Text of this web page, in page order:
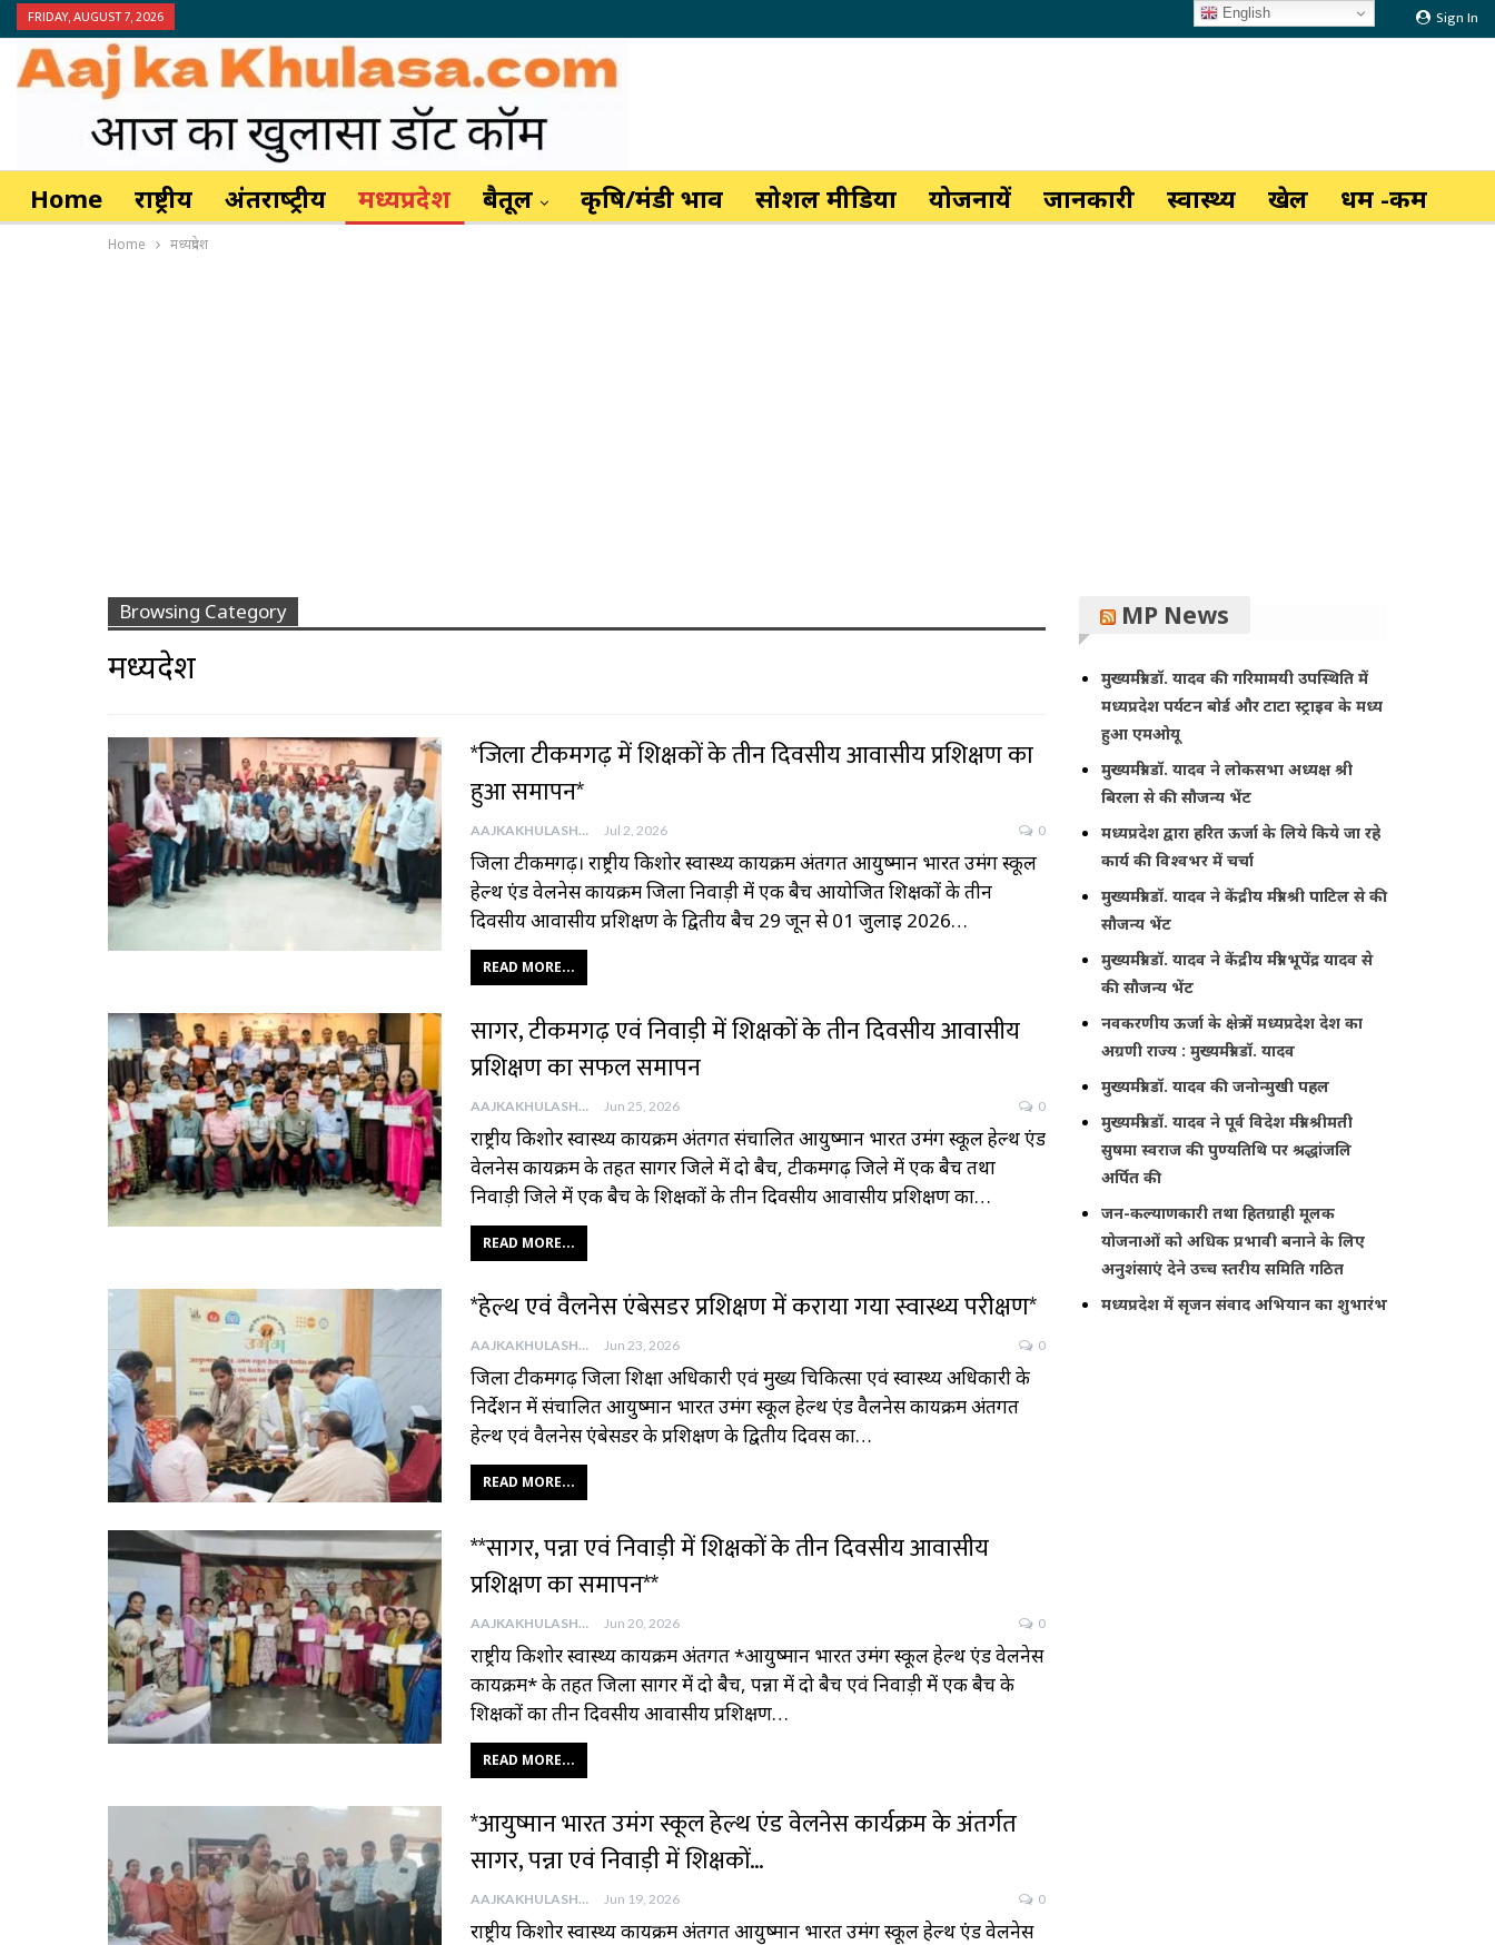
Sign In
FRIDAY, AUGUST 7, 2026
Home राष्ट्रीय अंतर्राष्‍ट्रीय मध्यप्रदेश बैतूल कृषि/मंडी भाव सोशल मीडिया योजनायें जानकारी स्वास्थ्य खेल धर्म -कर्म
Home मध्यप्रदेश
Browsing Category
मध्यप्रदेश
*जिला टीकमगढ़ में शिक्षकों के तीन दिवसीय आवासीय प्रशिक्षण का
हुआ समापन*
AAJKAKHULASHA Jul 2, 2026 0
जिला टीकमगढ़। राष्ट्रीय किशोर स्वास्थ्य कार्यक्रम अंतर्गत आयुष्मान भारत उमंग स्कूल
हेल्थ एंड वेलनेस कार्यक्रम जिला निवाड़ी में एक बैच आयोजित शिक्षकों के तीन
दिवसीय आवासीय प्रशिक्षण के द्वितीय बैच 29 जून से 01 जुलाई 2026…
READ MORE...
सागर, टीकमगढ़ एवं निवाड़ी में शिक्षकों के तीन दिवसीय आवासीय
प्रशिक्षण का सफल समापन
AAJKAKHULASHA Jun 25, 2026 0
राष्ट्रीय किशोर स्वास्थ्य कार्यक्रम अंतर्गत संचालित आयुष्मान भारत उमंग स्कूल हेल्थ एंड
वेलनेस कार्यक्रम के तहत सागर जिले में दो बैच, टीकमगढ़ जिले में एक बैच तथा
निवाड़ी जिले में एक बैच के शिक्षकों के तीन दिवसीय आवासीय प्रशिक्षण का…
READ MORE...
*हेल्थ एवं वैलनेस एंबेसडर प्रशिक्षण में कराया गया स्वास्थ्य परीक्षण*
AAJKAKHULASHA Jun 23, 2026 0
जिला टीकमगढ़ जिला शिक्षा अधिकारी एवं मुख्य चिकित्सा एवं स्वास्थ्य अधिकारी के
निर्देशन में संचालित आयुष्मान भारत उमंग स्कूल हेल्थ एंड वैलनेस कार्यक्रम अंतर्गत
हेल्थ एवं वैलनेस एंबेसडर के प्रशिक्षण के द्वितीय दिवस का…
READ MORE...
**सागर, पन्ना एवं निवाड़ी में शिक्षकों के तीन दिवसीय आवासीय
प्रशिक्षण का समापन**
AAJKAKHULASHA Jun 20, 2026 0
राष्ट्रीय किशोर स्वास्थ्य कार्यक्रम अंतर्गत *आयुष्मान भारत उमंग स्कूल हेल्थ एंड वेलनेस
कार्यक्रम* के तहत जिला सागर में दो बैच, पन्ना में दो बैच एवं निवाड़ी में एक बैच के
शिक्षकों का तीन दिवसीय आवासीय प्रशिक्षण…
READ MORE...
*आयुष्मान भारत उमंग स्कूल हेल्थ एंड वेलनेस कार्यक्रम के अंतर्गत
सागर, पन्ना एवं निवाड़ी में शिक्षकों…
AAJKAKHULASHA Jun 19, 2026 0
राष्ट्रीय किशोर स्वास्थ्य कार्यक्रम अंतर्गत आयुष्मान भारत उमंग स्कूल हेल्थ एंड वेलनेस
MP News
मुख्यमंत्री डॉ. यादव की गरिमामयी उपस्थिति में
मध्यप्रदेश पर्यटन बोर्ड और टाटा स्ट्राइव के मध्य
हुआ एमओयू
मुख्यमंत्री डॉ. यादव ने लोकसभा अध्यक्ष श्री
बिरला से की सौजन्य भेंट
मध्यप्रदेश द्वारा हरित ऊर्जा के लिये किये जा रहे
कार्य की विश्वभर में चर्चा
मुख्यमंत्री डॉ. यादव ने केंद्रीय मंत्री श्री पाटिल से की
सौजन्य भेंट
मुख्यमंत्री डॉ. यादव ने केंद्रीय मंत्री भूपेंद्र यादव से
की सौजन्य भेंट
नवकरणीय ऊर्जा के क्षेत्र में मध्यप्रदेश देश का
अग्रणी राज्य : मुख्यमंत्री डॉ. यादव
मुख्यमंत्री डॉ. यादव की जनोन्मुखी पहल
मुख्यमंत्री डॉ. यादव ने पूर्व विदेश मंत्री श्रीमती
सुषमा स्वराज की पुण्यतिथि पर श्रद्धांजलि
अर्पित की
जन-कल्याणकारी तथा हितग्राही मूलक
योजनाओं को अधिक प्रभावी बनाने के लिए
अनुशंसाएं देने उच्च स्तरीय समिति गठित
मध्यप्रदेश में सृजन संवाद अभियान का शुभारंभ
English